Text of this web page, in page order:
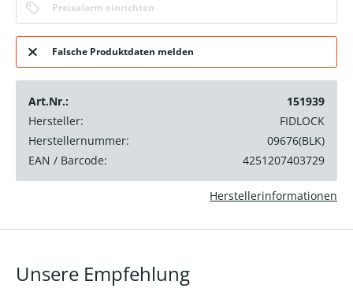
Preisalarm einrichten
Falsche Produktdaten melden
Art.Nr.:
151939
Hersteller:
FIDLOCK
Herstellernummer:
09676(BLK)
EAN / Barcode:
4251207403729
Herstellerinformationen
Unsere Empfehlung